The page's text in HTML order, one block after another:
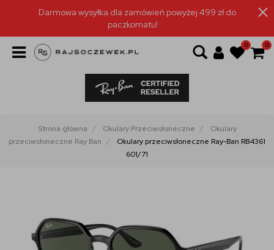
Darmowa wysyłka dla zamówień powyżej 499 zł do
paczkomatu!
0 0
Strona główna Okulary Przeciwsłoneczne
Okulary
przeciwsłoneczne Ray Ban
Okulary przeciwsłoneczne Ray-Ban RB4361
601/71